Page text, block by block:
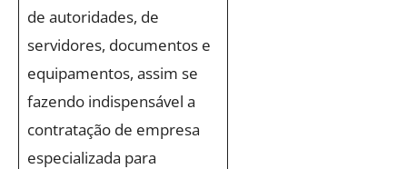
de autoridades, de
servidores, documentos e
equipamentos, assim se
fazendo indispensável a
contratação de empresa
especializada para